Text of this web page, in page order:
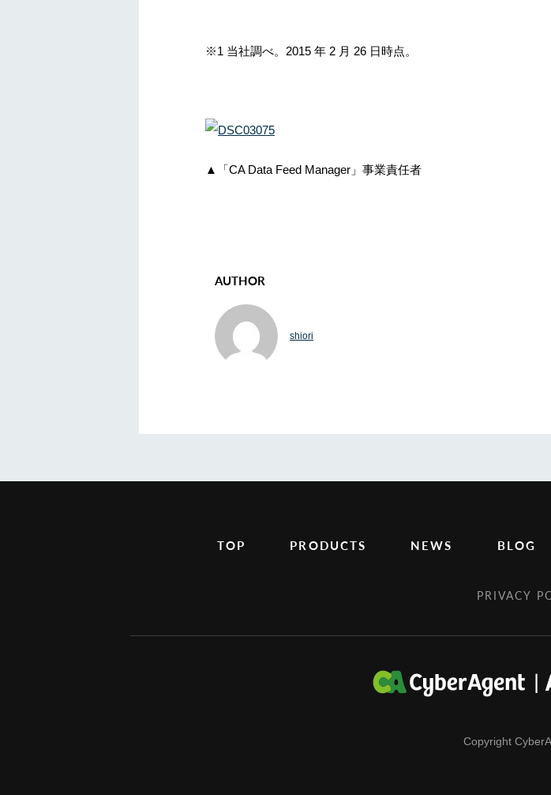
※1 当社調べ。2015 年 2 月 26 日時点。
▲「CA Data Feed Manager」事業責任者
AUTHOR
shiori
TOP PRODUCTS NEWS BLOG
PRIVACY
Copyright